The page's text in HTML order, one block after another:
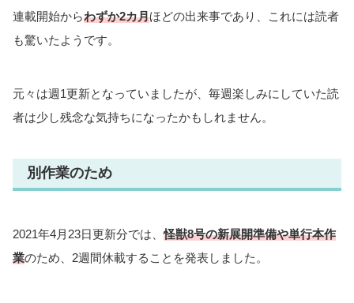
連載開始からわずか2カ月ほどの出来事であり、これには読者
も驚いたようです。
元々は週1更新となっていましたが、毎週楽しみにしていた読
者は少し残念な気持ちになったかもしれません。
別作業のため
2021年4月23日更新分では、怪獣8号の新展開準備や単行本作
業のため、2週間休載することを発表しました。